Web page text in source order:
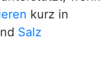
kurz in
Salz